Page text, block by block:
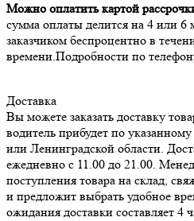
Можно оплатить картой
сумма оплаты делится на 4 или 6
заказчиком беспроцентно в
времени.Подробности по
Доставка
Вы можете заказать доставку
водитель прибудет по
или Ленинградской области.
ежедневно с 11.00 до 21.00.
поступления товара на склад,
и предложит выбрать удобное
ожидания доставки составляет 4